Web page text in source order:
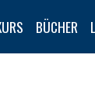
BÜCHER